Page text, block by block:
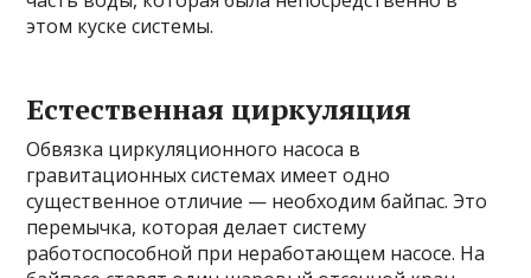
этом куске системы.
Естественная циркуляция
Обвязка циркуляционного насоса в
гравитационных системах имеет одно
существенное отличие — необходим байпас. Это
перемычка, которая делает систему
работоспособной при неработающем насосе. На